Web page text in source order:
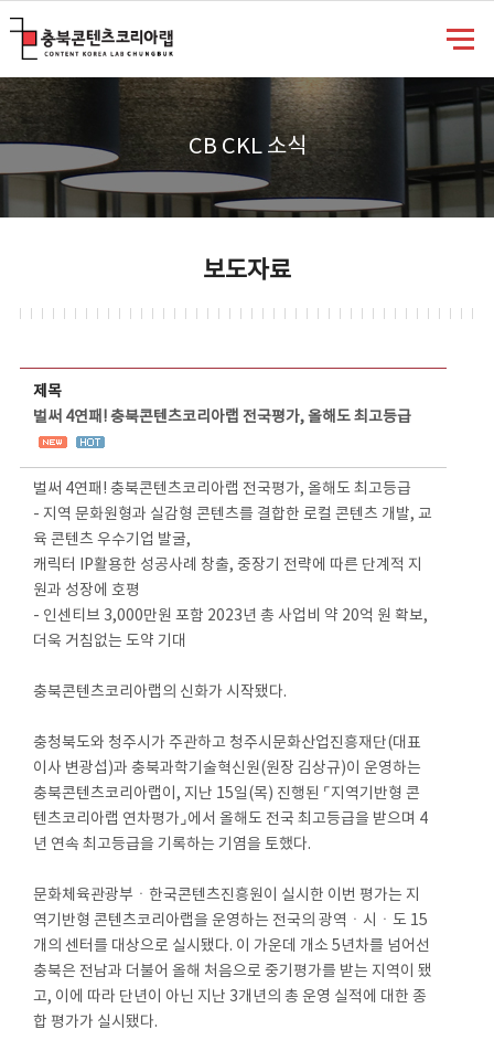
CB CKL 소식
보도자료
제목
벌써 4연패! 충북콘텐츠코리아랩 전국평가, 올해도 최고등급
벌써 4연패! 충북콘텐츠코리아랩 전국평가, 올해도 최고등급
- 지역 문화원형과 실감형 콘텐츠를 결합한 로컬 콘텐츠 개발, 교
육 콘텐츠 우수기업 발굴,
캐릭터 IP활용한 성공사례 창출, 중장기 전략에 따른 단계적 지
원과 성장에 호평
- 인센티브 3,000만원 포함 2023년 총 사업비 약 20억 원 확보,
더욱 거침없는 도약 기대
충북콘텐츠코리아랩의 신화가 시작됐다.
충청북도와 청주시가 주관하고 청주시문화산업진흥재단(대표
이사 변광섭)과 충북과학기술혁신원(원장 김상규)이 운영하는
충북콘텐츠코리아랩이, 지난 15일(목) 진행된 ⌜지역기반형 콘
텐츠코리아랩 연차평가⌟에서 올해도 전국 최고등급을 받으며 4
년 연속 최고등급을 기록하는 기염을 토했다.
문화체육관광부ㆍ한국콘텐츠진흥원이 실시한 이번 평가는 지
역기반형 콘텐츠코리아랩을 운영하는 전국의 광역ㆍ시ㆍ도 15
개의 센터를 대상으로 실시됐다. 이 가운데 개소 5년차를 넘어선
충북은 전남과 더불어 올해 처음으로 중기평가를 받는 지역이 됐
고, 이에 따라 단년이 아닌 지난 3개년의 총 운영 실적에 대한 종
합 평가가 실시됐다.